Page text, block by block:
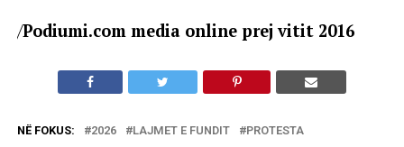
/Podiumi.com media online prej vitit 2016
NË FOKUS: 2026 LAJMET E FUNDIT PROTESTA